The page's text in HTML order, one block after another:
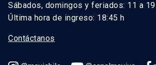
Sábados, domingos y feriados: 11 a
Última hora de ingreso: 18:45 h
Contáctanos